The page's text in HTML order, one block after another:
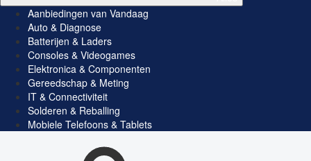
Aanbiedingen van Vandaag
Auto & Diagnose
Batterijen & Laders
Consoles & Videogames
Elektronica & Componenten
Gereedschap & Meting
IT & Connectiviteit
Solderen & Reballing
Mobiele Telefoons & Tablets